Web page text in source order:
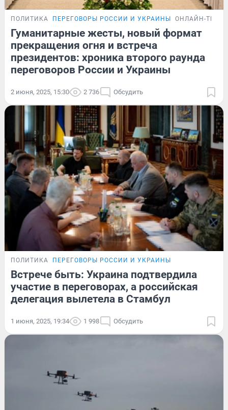
ПОЛИТИКА ПЕРЕГОВОРЫ РОССИИ И УКРАИНЫ ОНЛАЙН-
Гуманитарные жесты, новый формат
прекращения огня и встреча
президентов: хроника второго раунда
переговоров России и Украины
2 июня, 2025, 15:30 2 736 Обсудить
ПОЛИТИКА ПЕРЕГОВОРЫ РОССИИ И УКРАИНЫ
Встрече быть: Украина подтвердила
участие в переговорах, а российская
делегация вылетела в Стамбул
1 июня, 2025, 19:34 1 998 Обсудить